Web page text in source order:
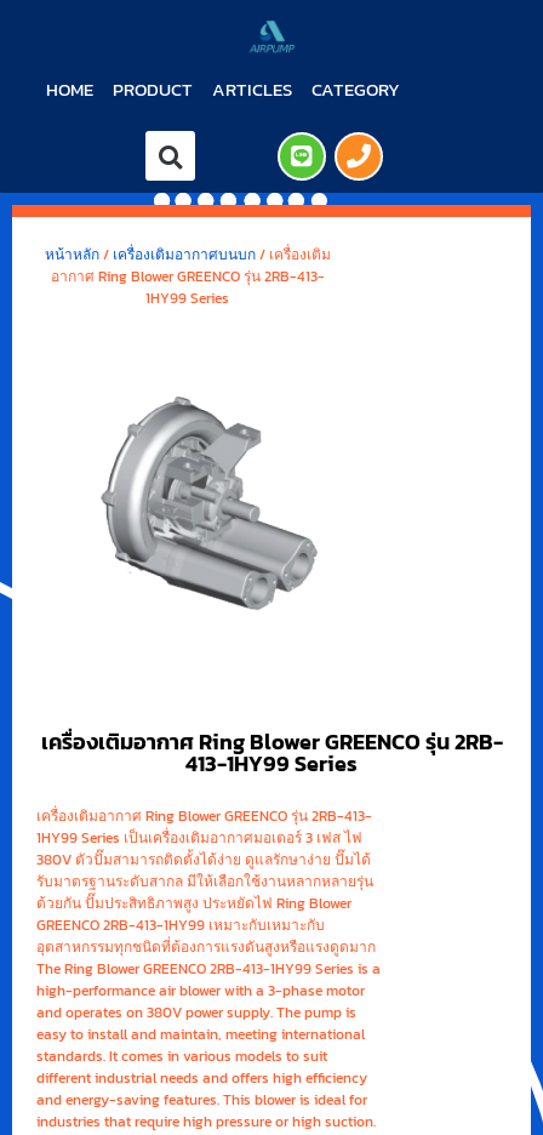
HOME PRODUCT ARTICLES CATEGORY
หน้าหลัก/ เครื่องเติมอากาศบนบก/ เครื่องเติม
อากาศ Ring Blower GREENCO รุ่น 2RB-413-
1HY99 Series
เครื่องเติมอากาศ Ring Blower GREENCO รุ่น 2RB-
413-1HY99 Series
เครื่องเติมอากาศ Ring Blower GREENCO รุ่น 2RB-413-
1HY99 Series เป็นเครื่องเติมอากาศมอเตอร์ 3 เฟส ไฟ
380V ตัวปั๊มสามารถติดตั้งได้ง่าย ดูแลรักษาง่าย ปั๊มได้
รับมาตรฐานระดับสากล มีให้เลือกใช้งานหลากหลายรุ่น
ด้วยกัน ปั๊มประสิทธิภาพสูง ประหยัดไฟ Ring Blower
GREENCO 2RB-413-1HY99 เหมาะกับเหมาะกับ
อุตสาหกรรมทุกชนิดที่ต้องการแรงดันสูงหรือแรงดูดมาก
The Ring Blower GREENCO 2RB-413-1HY99 Series is a
high-performance air blower with a 3-phase motor
and operates on 380V power supply. The pump is
easy to install and maintain, meeting international
standards. It comes in various models to suit
different industrial needs and offers high efficiency
and energy-saving features. This blower is ideal for
industries that require high pressure or high suction.